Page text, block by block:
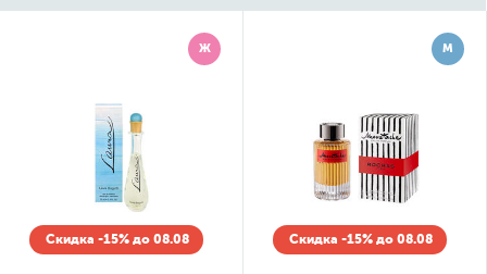
Ж
Скидка -15% до 08.08
М
Скидка -15% до 08.08